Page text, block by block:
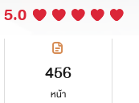
5.0
456
หน้า